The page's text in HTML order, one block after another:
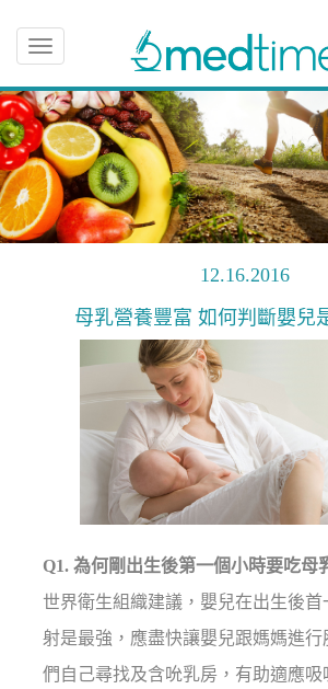
Toggle
navigation
12.16.2016
母乳營養豐富 如何判斷嬰兒
Q1. 為何剛出生後第一個小時要吃母
世界衛生組織建議，嬰兒在出生後首
射是最強，應盡快讓嬰兒跟媽媽進行
們自己尋找及含吮乳房，有助適應吸